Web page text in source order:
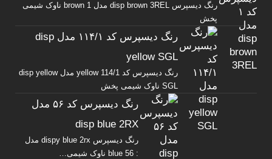
رنگ دیسپرس disp brown 3REL مدل brown 1 ناوک شیمی
پخش
رنگ دیسپرس کد ۱۱۴/۱ مدل disp
yellow SGL
رنگ دیسپرس کد yellow 114/1 مدل disp yellow
SGL ناوک شیمی پخش
رنگ دیسپرس کد ۵۶ مدل
disp blue 2RX
رنگ دیسپرس dispy blue 2rx مدل
: blue 56 ناوک شیمی…